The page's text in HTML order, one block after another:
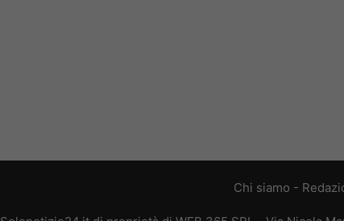
Chi siamo -